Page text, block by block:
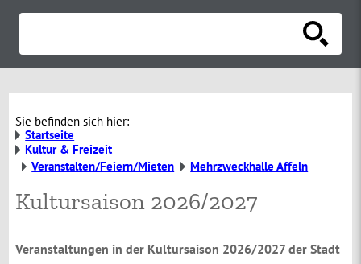
Sie befinden sich hier:
Startseite
Kultur & Freizeit
Veranstalten/Feiern/Mieten
Mehrzweckhalle Affeln
Kultursaison 2026/2027
Veranstaltungen in der Kultursaison 2026/2027 der Stadt